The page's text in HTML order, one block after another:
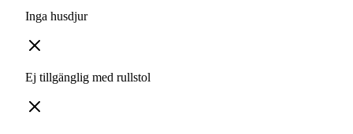
Inga husdjur
Ej tillgänglig med rullstol